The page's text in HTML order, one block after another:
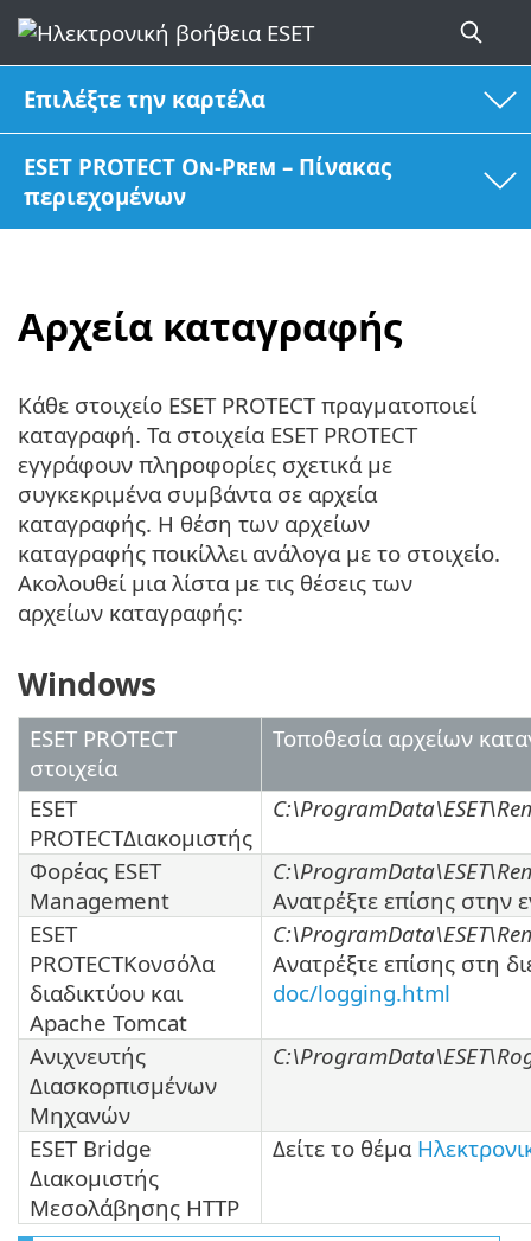
Επιλέξτε την καρτέλα
ESET PROTECT On-Prem – Πίνακας
περιεχομένων
Αρχεία καταγραφής
Κάθε στοιχείο ESET PROTECT πραγματοποιεί
καταγραφή. Τα στοιχεία ESET PROTECT
εγγράφουν πληροφορίες σχετικά με
συγκεκριμένα συμβάντα σε αρχεία
καταγραφής. Η θέση των αρχείων
καταγραφής ποικίλλει ανάλογα με το στοιχείο.
Ακολουθεί μια λίστα με τις θέσεις των
αρχείων καταγραφής:
Windows
ESET PROTECT
στοιχεία
Τοποθεσία αρχείων
ESET
PROTECTΔιακομιστής
Φορέας ESET
Management
Ανατρέξτε επίσης στην
ESET
PROTECTΚονσόλα
διαδικτύου και
Apache Tomcat
Ανατρέξτε επίσης στη
doc/logging.html
Ανιχνευτής
Διασκορπισμένων
Μηχανών
ESET Bridge
Διακομιστής
Μεσολάβησης HTTP
Δείτε το θέμα